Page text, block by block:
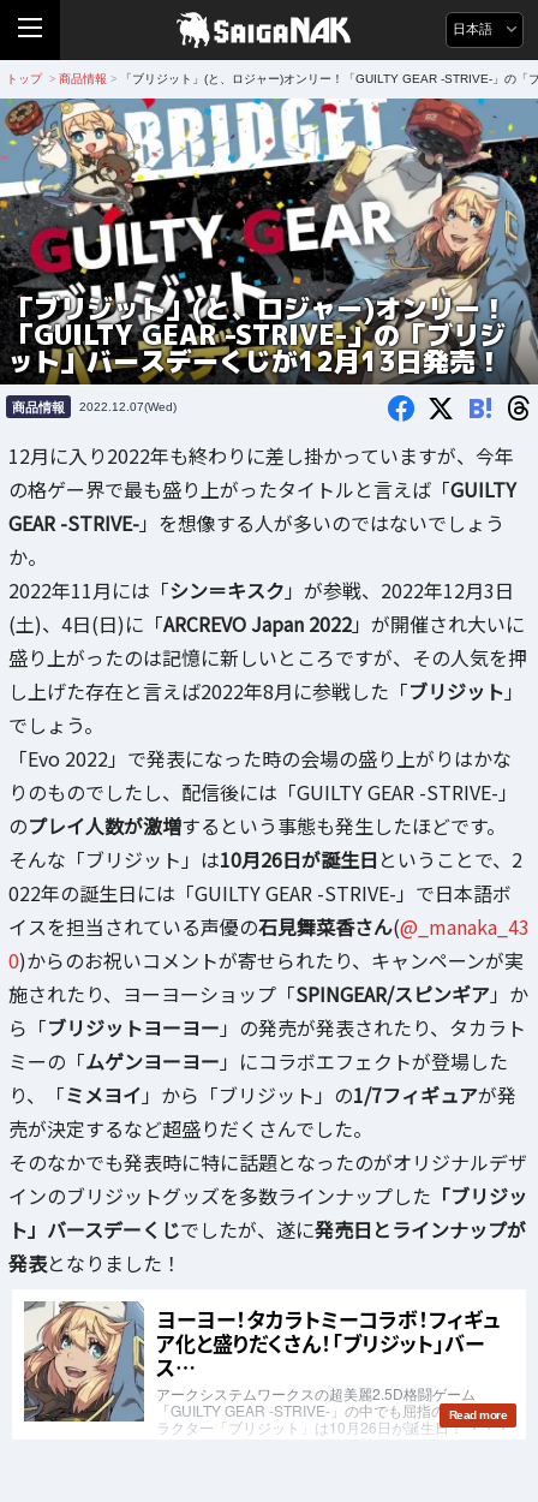
日本語
トップ > 商品情報 > 「ブリジット」(と、ロジャー)オンリー！「GUILTY GEAR -STRIVE-」の
「ブリジット」(と、ロジャー)オンリー！
「GUILTY GEAR -STRIVE-」の「ブリジ
ット」バースデーくじが12月13日発売！
商品情報 2022.12.07(Wed) B!
12月に入り2022年も終わりに差し掛かっていますが、今年
の格ゲー界で最も盛り上がったタイトルと言えば「GUILTY
GEAR -STRIVE-」を想像する人が多いのではないでしょう
か。
2022年11月には「シン＝キスク 」が参戦、2022年12月3日
(土)、4日(日)に「ARCREVO Japan 2022」が開催され大いに
盛り上がったのは記憶に新しいところですが、その人気を押
し上げた存在と言えば2022年8月に参戦した「ブリジット 」
でしょう。
「Evo 2022」で発表になった時の会場の盛り上がりはかな
りのものでしたし、配信後には「GUILTY GEAR -STRIVE-」
のプレイ人数が激増するという事態も発生したほどです。
そんな「ブリジット」は10月26日が誕生日 ということで、2
022年の誕生日には「GUILTY GEAR -STRIVE-」で日本語ボ
イスを担当されている声優の石見舞菜香さん(@_manaka_43
0)からのお祝いコメントが寄せられたり、キャンペーンが実
施されたり、ヨーヨーショップ「SPINGEAR/スピンギア」か
ら「ブリジットヨーヨー 」の発売が発表されたり、タカラト
ミーの「ムゲンヨーヨー 」にコラボエフェクトが登場した
り、「ミメヨイ 」から「ブリジット」の1/7フィギュアが発
売が決定するなど超盛りだくさんでした。
そのなかでも発表時に特に話題となったのがオリジナルデザ
インのブリジットグッズを多数ラインナップした 「ブリジッ
ト」バースデーくじでしたが、遂に発売日とラインナップが
発表となりました！